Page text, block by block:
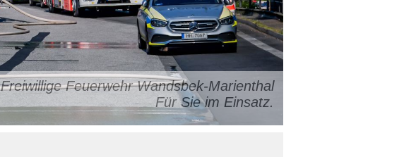
Freiwillige Feuerwehr Wandsbek-Marienthal
Für Sie im Einsatz.